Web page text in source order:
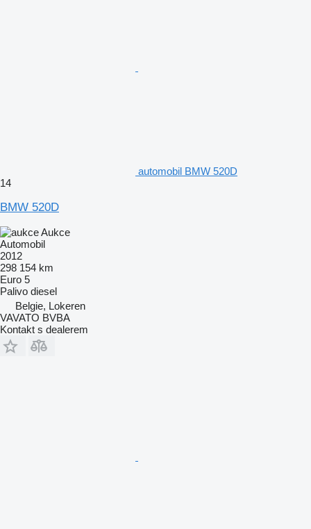
automobil BMW 520D
14
BMW 520D
Aukce
Automobil
2012
298 154 km
Euro 5
Palivo diesel
Belgie, Lokeren
VAVATO BVBA
Kontakt s dealerem